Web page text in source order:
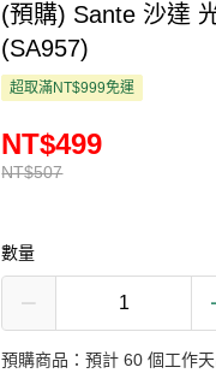
(預購) Sante 沙達
(SA957)
超取滿NT$999免運
NT$507
NT$499
數量
預購商品：預計 60 個工作